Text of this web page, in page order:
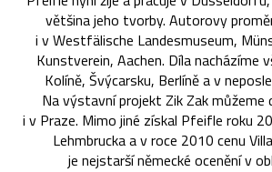
většina jeho tvorby. Autorovy
i v Westfälische Landesmuseum,
Kunstverein, Aachen. Díla nacházíme
Kolíně, Švýcarsku, Berlíně a v
Na výstavní projekt Zik Zak můžeme
i v Praze. Mimo jiné získal Pfeifle roku
Lehmbrucka a v roce 2010 cenu
je nejstarší německé ocenění v